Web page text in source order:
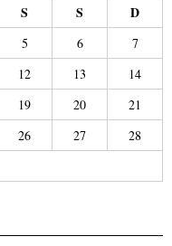
S S D
5 6
7
12 13
14
19 20
21
26 27
28